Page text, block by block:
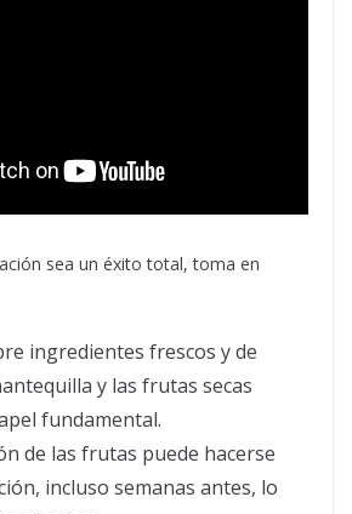
sea un éxito total, toma en
ingredientes frescos y de
y las frutas secas
fundamental.
de las frutas puede hacerse
incluso semanas antes, lo